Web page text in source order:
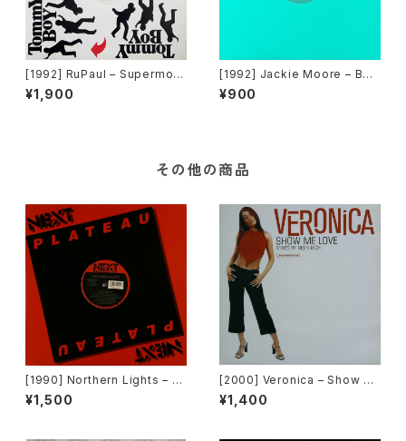
[1992] RuPaul – Supermod
el (You Better Work) / Hou
se Of Love [Tommy Boy]
¥1,900
[1992] Jackie Moore – Bec
ause The Night [Discomag
ic Records]
¥900
その他の商品
[1990] Northern Lights – J
et Lag [Next Plateau Recor
ds Inc.]
¥1,500
[2000] Veronica – Show M
e Love [Urbanstar]
¥1,400